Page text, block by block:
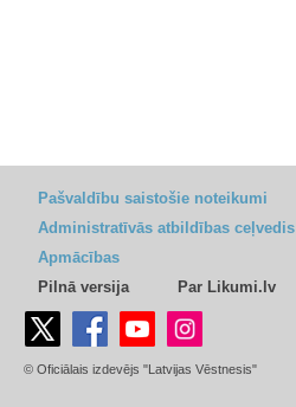
Pašvaldību saistošie noteikumi
Administratīvās atbildības ceļvedis
Apmācības
Pilnā versija
Par Likumi.lv
© Oficiālais izdevējs "Latvijas Vēstnesis"